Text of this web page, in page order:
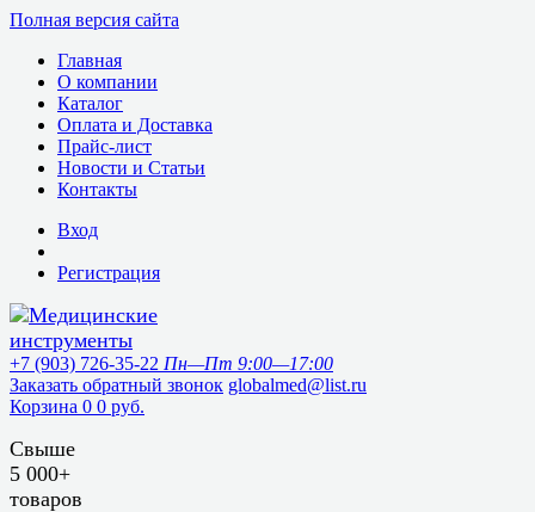
Полная версия сайта
Главная
О компании
Каталог
Оплата и Доставка
Прайс-лист
Новости и Статьи
Контакты
Вход
Регистрация
+7 (903) 726-35-22 Пн—Пт 9:00—17:00
Заказать обратный звонок globalmed@list.ru
Корзина 0 0 руб.
Свыше
5 000+
товаров